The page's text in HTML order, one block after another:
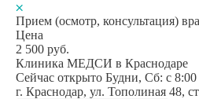
Прием (осмотр, консультация)
Цена
2 500 руб.
Клиника МЕДСИ в Краснодаре
Сейчас открыто Будни, Сб: c 8:00
г. Краснодар, ул. Тополиная 48,